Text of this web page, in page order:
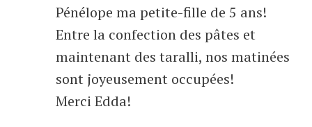
Pénélope ma petite-fille de 5 ans!
Entre la confection des pâtes et
maintenant des taralli, nos matinées
sont joyeusement occupées!
Merci Edda!